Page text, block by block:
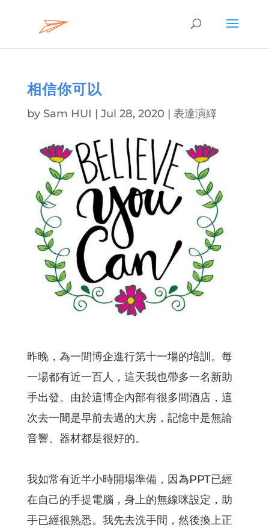
相信你可以
by Sam HUI | Jul 28, 2020 | 表達演繹
昨晚，為一間博企進行第十一場的培訓。每
一場都有近一百人，這天我也帶多一名新助
手出發。由於這博企內部有很多間酒店，這
次去一間是早前去過的大房，記憶中是無論
音響、器材都是很好的。
我如常有近半小時開場準備，因為PPT已經
在自己的手提電腦，身上的無線咪設定，助
手已經很熟悉。我先去洗手間，然後換上正